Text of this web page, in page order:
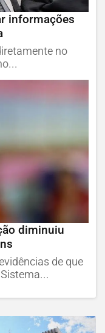
informações
no
diminuiu
de que